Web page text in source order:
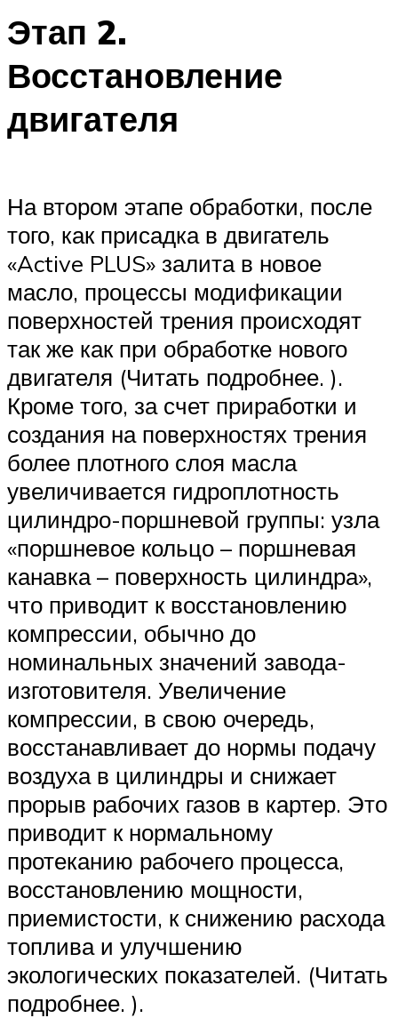
Этап 2.
Восстановление
двигателя
На втором этапе обработки, после
того, как присадка в двигатель
«Active PLUS» залита в новое
масло, процессы модификации
поверхностей трения происходят
так же как при обработке нового
двигателя (Читать подробнее. ).
Кроме того, за счет приработки и
создания на поверхностях трения
более плотного слоя масла
увеличивается гидроплотность
цилиндро-поршневой группы: узла
«поршневое кольцо – поршневая
канавка – поверхность цилиндра»,
что приводит к восстановлению
компрессии, обычно до
номинальных значений завода-
изготовителя. Увеличение
компрессии, в свою очередь,
восстанавливает до нормы подачу
воздуха в цилиндры и снижает
прорыв рабочих газов в картер. Это
приводит к нормальному
протеканию рабочего процесса,
восстановлению мощности,
приемистости, к снижению расхода
топлива и улучшению
экологических показателей. (Читать
подробнее. ).